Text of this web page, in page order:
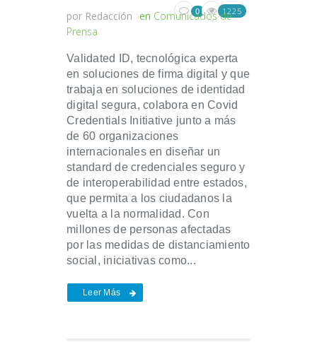
por Redacción en Comunicados de
Prensa
0 1225
Validated ID, tecnológica experta
en soluciones de firma digital y que
trabaja en soluciones de identidad
digital segura, colabora en Covid
Credentials Initiative junto a más
de 60 organizaciones
internacionales en diseñar un
standard de credenciales seguro y
de interoperabilidad entre estados,
que permita a los ciudadanos la
vuelta a la normalidad. Con
millones de personas afectadas
por las medidas de distanciamiento
social, iniciativas como...
Leer Más